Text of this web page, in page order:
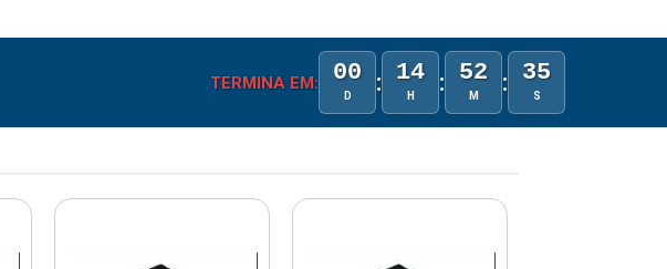
TERMINA EM: 00
D : 14
H : 52
M : 35
S